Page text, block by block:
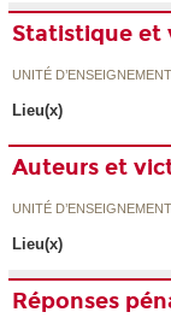
Statistique et
UNITÉ D’ENSEIGNEMENT
Lieu(x)
Auteurs et
UNITÉ D’ENSEIGNEMENT
Lieu(x)
Réponses